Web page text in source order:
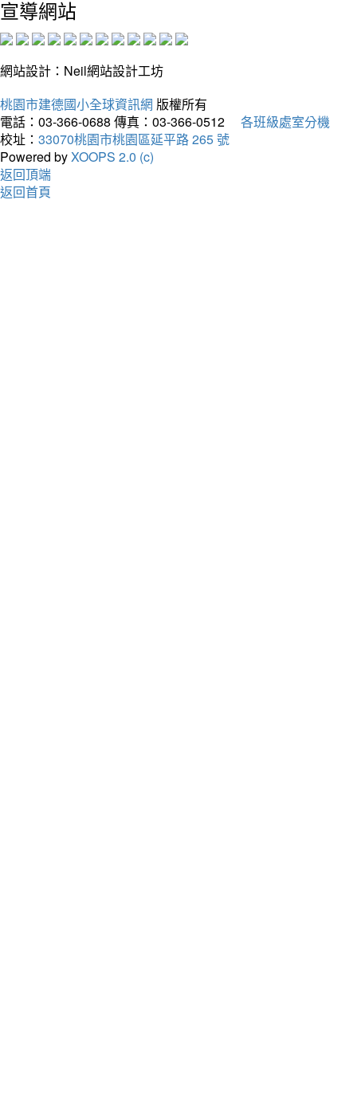
宣導網站
網站設計：Neil網站設計工坊
桃園市建德國小全球資訊網 版權所有
電話：03-366-0688 傳真：03-366-0512
各班級處室分機
校址： 33070桃園市桃園區延平路 265 號
Powered byXOOPS 2.0 (c)
返回頂端
返回首頁